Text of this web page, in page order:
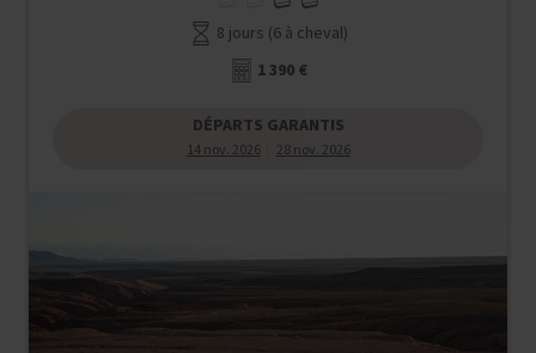
8 jours (6 à cheval)
DÉPARTS GARANTIS